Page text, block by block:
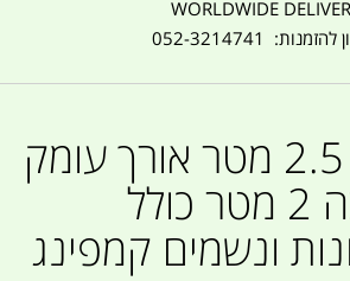
WORLDWIDE
052-3214741
אוהל חמל 2.5 מטר אורך עומק
2 מטר גובה 2 מטר כולל
ונשמים קמפינג